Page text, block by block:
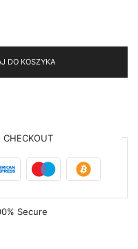
DO KOSZYKA
CHECKOUT
Secure